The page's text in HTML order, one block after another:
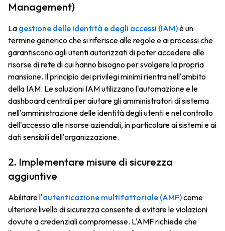
Management)
La gestione delle identità e degli accessi (IAM)è un
termine generico che si riferisce alle regole e ai processi che
garantiscono agli utenti autorizzati di poter accedere alle
risorse di rete di cui hanno bisogno per svolgere la propria
mansione. Il principio dei privilegi minimi rientra nell'ambito
della IAM. Le soluzioni IAM utilizzano l'automazione e le
dashboard centrali per aiutare gli amministratori di sistema
nell'amministrazione delle identità degli utenti e nel controllo
dell'accesso alle risorse aziendali, in particolare ai sistemi e ai
dati sensibili dell'organizzazione.
2. Implementare misure di sicurezza
aggiuntive
Abilitare l'autenticazione multifattoriale (AMF)come
ulteriore livello di sicurezza consente di evitare le violazioni
dovute a credenziali compromesse. L'AMF richiede che